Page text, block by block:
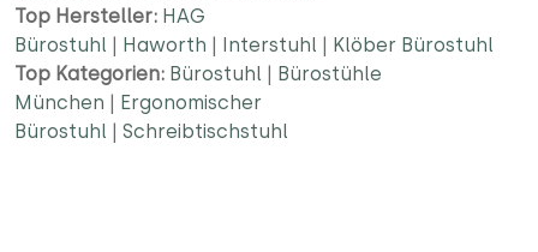
Top Hersteller: HAG
Bürostuhl | Haworth | Interstuhl | Klöber Bürostuhl
Top Kategorien: Bürostuhl | Bürostühle
München | Ergonomischer
Bürostuhl | Schreibtischstuhl